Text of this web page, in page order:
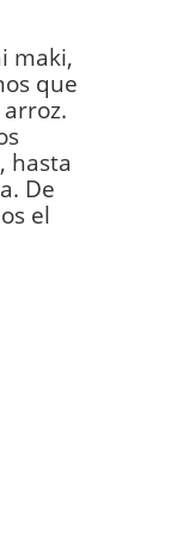
maki,
que
hasta
De
el